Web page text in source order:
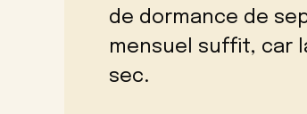
de dormance de
mensuel suffit, car
sec.